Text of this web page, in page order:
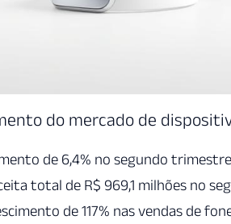
do mercado de
de 6,4% no segundo
total de R$ 969,1 milhões no
de 117% nas vendas de